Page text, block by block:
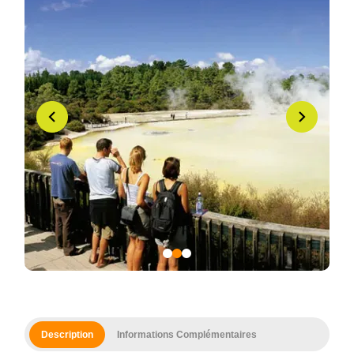
Description Informations Complémentaires